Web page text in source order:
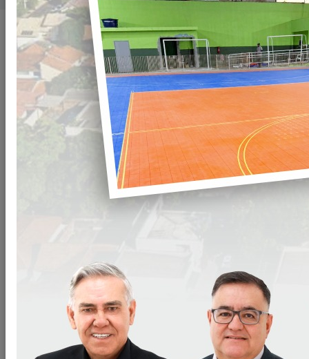
Publicado em: 18/12/2023 08:26
Compartilhar
VOLTAR